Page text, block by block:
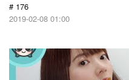
# 176
2019-02-08 01:00